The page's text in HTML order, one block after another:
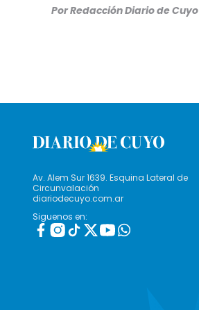
PorRedacción Diario de Cuyo
Av. Alem Sur 1639. Esquina Lateral de
Circunvalación
diariodecuyo.com.ar
Siguenos en: